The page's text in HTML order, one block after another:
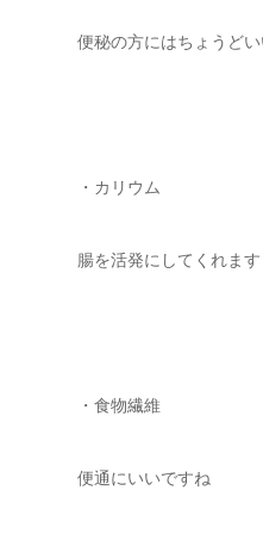
便秘の方にはちょうどい
・カリウム
腸を活発にしてくれます
・食物繊維
便通にいいですね